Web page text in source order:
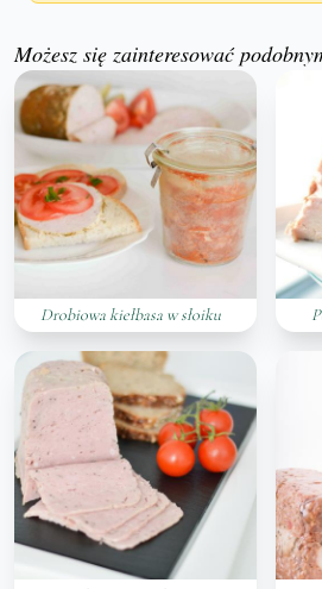
Możesz się zainteresować
Drobiowa kiełbasa w słoiku